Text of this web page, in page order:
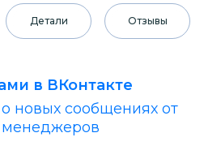
Детали Отзывы
в ВКонтакте
новых сообщениях от
менеджеров